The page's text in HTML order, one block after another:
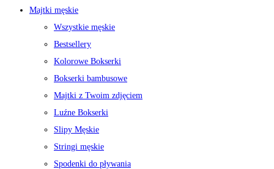
Majtki męskie
Wszystkie męskie
Bestsellery
Kolorowe Bokserki
Bokserki bambusowe
Majtki z Twoim zdjęciem
Luźne Bokserki
Slipy Męskie
Stringi męskie
Spodenki do pływania